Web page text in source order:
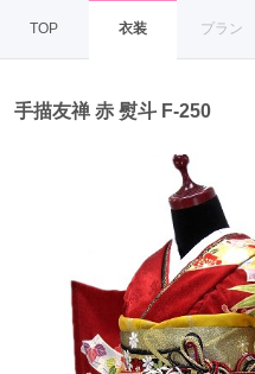
TOP 衣装 プラン
手描友禅 赤 熨斗 F-250